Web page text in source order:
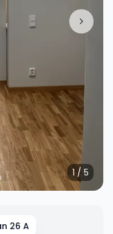
1/ 5
26 A